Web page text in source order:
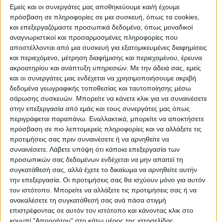
Εμείς και οι συνεργάτες μας αποθηκεύουμε και/ή έχουμε
πρόσβαση σε πληροφορίες σε μια συσκευή, όπως τα cookies,
και επεξεργαζόμαστε προσωπικά δεδομένα, όπως μοναδικοί
αναγνωριστικοί και προσαρμοσμένες πληροφορίες που
αποστέλλονται από μια συσκευή για εξατομικευμένες διαφημίσεις
και περιεχόμενο, μέτρηση διαφήμισης και περιεχομένου, έρευνα
ακροατηρίου και ανάπτυξη υπηρεσιών. Με την άδειά σας, εμείς
και οι συνεργάτες μας ενδέχεται να χρησιμοποιήσουμε ακριβή
δεδομένα γεωγραφικής τοποθεσίας και ταυτοποίησης μέσω
σάρωσης συσκευών. Μπορείτε να κάνετε κλικ για να συναινέσετε
στην επεξεργασία από εμάς και τους συνεργάτες μας όπως
περιγράφεται παραπάνω. Εναλλακτικά, μπορείτε να αποκτήσετε
πρόσβαση σε πιο λεπτομερείς πληροφορίες και να αλλάξετε τις
προτιμήσεις σας πριν συναινέσετε ή να αρνηθείτε να
συναινέσετε. Λάβετε υπόψη ότι κάποια επεξεργασία των
προσωπικών σας δεδομένων ενδέχεται να μην απαιτεί τη
συγκατάθεσή σας, αλλά έχετε το δικαίωμα να αρνηθείτε αυτήν
την επεξεργασία. Οι προτιμήσεις σας θα ισχύουν μόνο για αυτόν
τον ιστότοπο. Μπορείτε να αλλάξετε τις προτιμήσεις σας ή να
ανακαλέσετε τη συγκατάθεσή σας ανά πάσα στιγμή
επιστρέφοντας σε αυτόν τον ιστότοπο και κάνοντας κλικ στο
λίγο κουρασμένος» και υποπτευόταν ότι
είχε «ένα ελαφρύ κρύωμα», ο Μέντοουζ λέει
ότι ήταν «ικανοποιημένος» που ο Τραμπ
μετέβη σε προεκλογική συγκέντρωση στο
Μίντλταουν της Πενσιλβάνια το ίδιο βράδυ.
Όμως όταν το προεδρικό αεροσκάφος
απογειώθηκε, όπως αναφέρει στο βιβλίο
του, έλαβε κλήση από τον γιατρό του
Λευκού Οίκου.
«Μην αφήσετε τον πρόεδρο να φύγει»,
θυμάται ο Μέντοουζ ότι του είπε ο Σον
Κόνλεϊ. «Μόλις βγήκε θετικός στον
κοροναϊό».
ήταν αδύνατον να σταματήσει κανείς τον